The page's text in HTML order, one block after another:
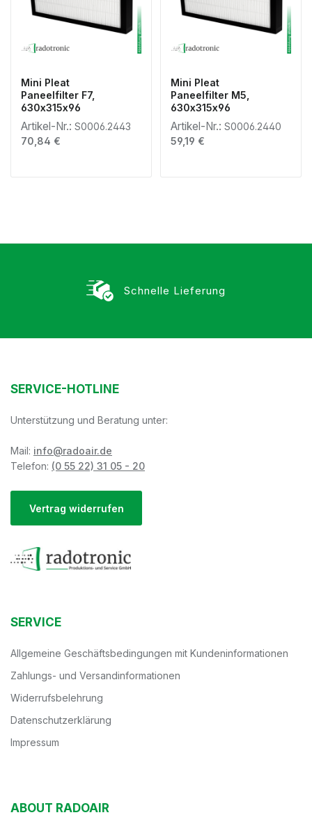
Mini Pleat
Paneelfilter F7,
630x315x96
Artikel-Nr.: S0006.2443
Regulärer Preis:
70,84 €
Mini Pleat
Paneelfilter M5,
630x315x96
Artikel-Nr.: S0006.2440
Regulärer Preis:
59,19 €
Schnelle Lieferung
SERVICE-HOTLINE
Unterstützung und Beratung unter:
Mail: info@radoair.de
Telefon: (0 55 22) 31 05 - 20
Vertrag widerrufen
SERVICE
Allgemeine Geschäftsbedingungen mit Kundeninformationen
Zahlungs- und Versandinformationen
Widerrufsbelehrung
Datenschutzerklärung
Impressum
ABOUT RADOAIR